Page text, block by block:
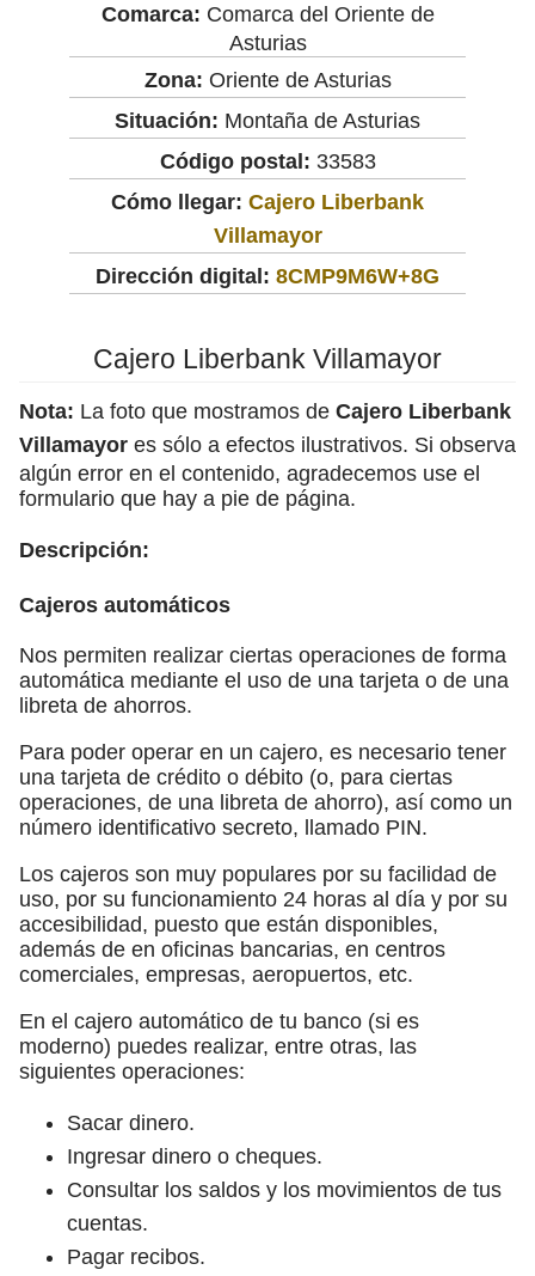
Comarca: Comarca del Oriente de
Asturias
Zona: Oriente de Asturias
Situación: Montaña de Asturias
Código postal: 33583
Cómo llegar: Cajero Liberbank
Villamayor
Dirección digital: 8CMP9M6W+8G
Cajero Liberbank Villamayor
Nota: La foto que mostramos de Cajero Liberbank
Villamayor es sólo a efectos ilustrativos. Si observa
algún error en el contenido, agradecemos use el
formulario que hay a pie de página.
Descripción:
Cajeros automáticos
Nos permiten realizar ciertas operaciones de forma
automática mediante el uso de una tarjeta o de una
libreta de ahorros.
Para poder operar en un cajero, es necesario tener
una tarjeta de crédito o débito (o, para ciertas
operaciones, de una libreta de ahorro), así como un
número identificativo secreto, llamado PIN.
Los cajeros son muy populares por su facilidad de
uso, por su funcionamiento 24 horas al día y por su
accesibilidad, puesto que están disponibles,
además de en oficinas bancarias, en centros
comerciales, empresas, aeropuertos, etc.
En el cajero automático de tu banco (si es
moderno) puedes realizar, entre otras, las
siguientes operaciones:
Sacar dinero.
Ingresar dinero o cheques.
Consultar los saldos y los movimientos de tus
cuentas.
Pagar recibos.